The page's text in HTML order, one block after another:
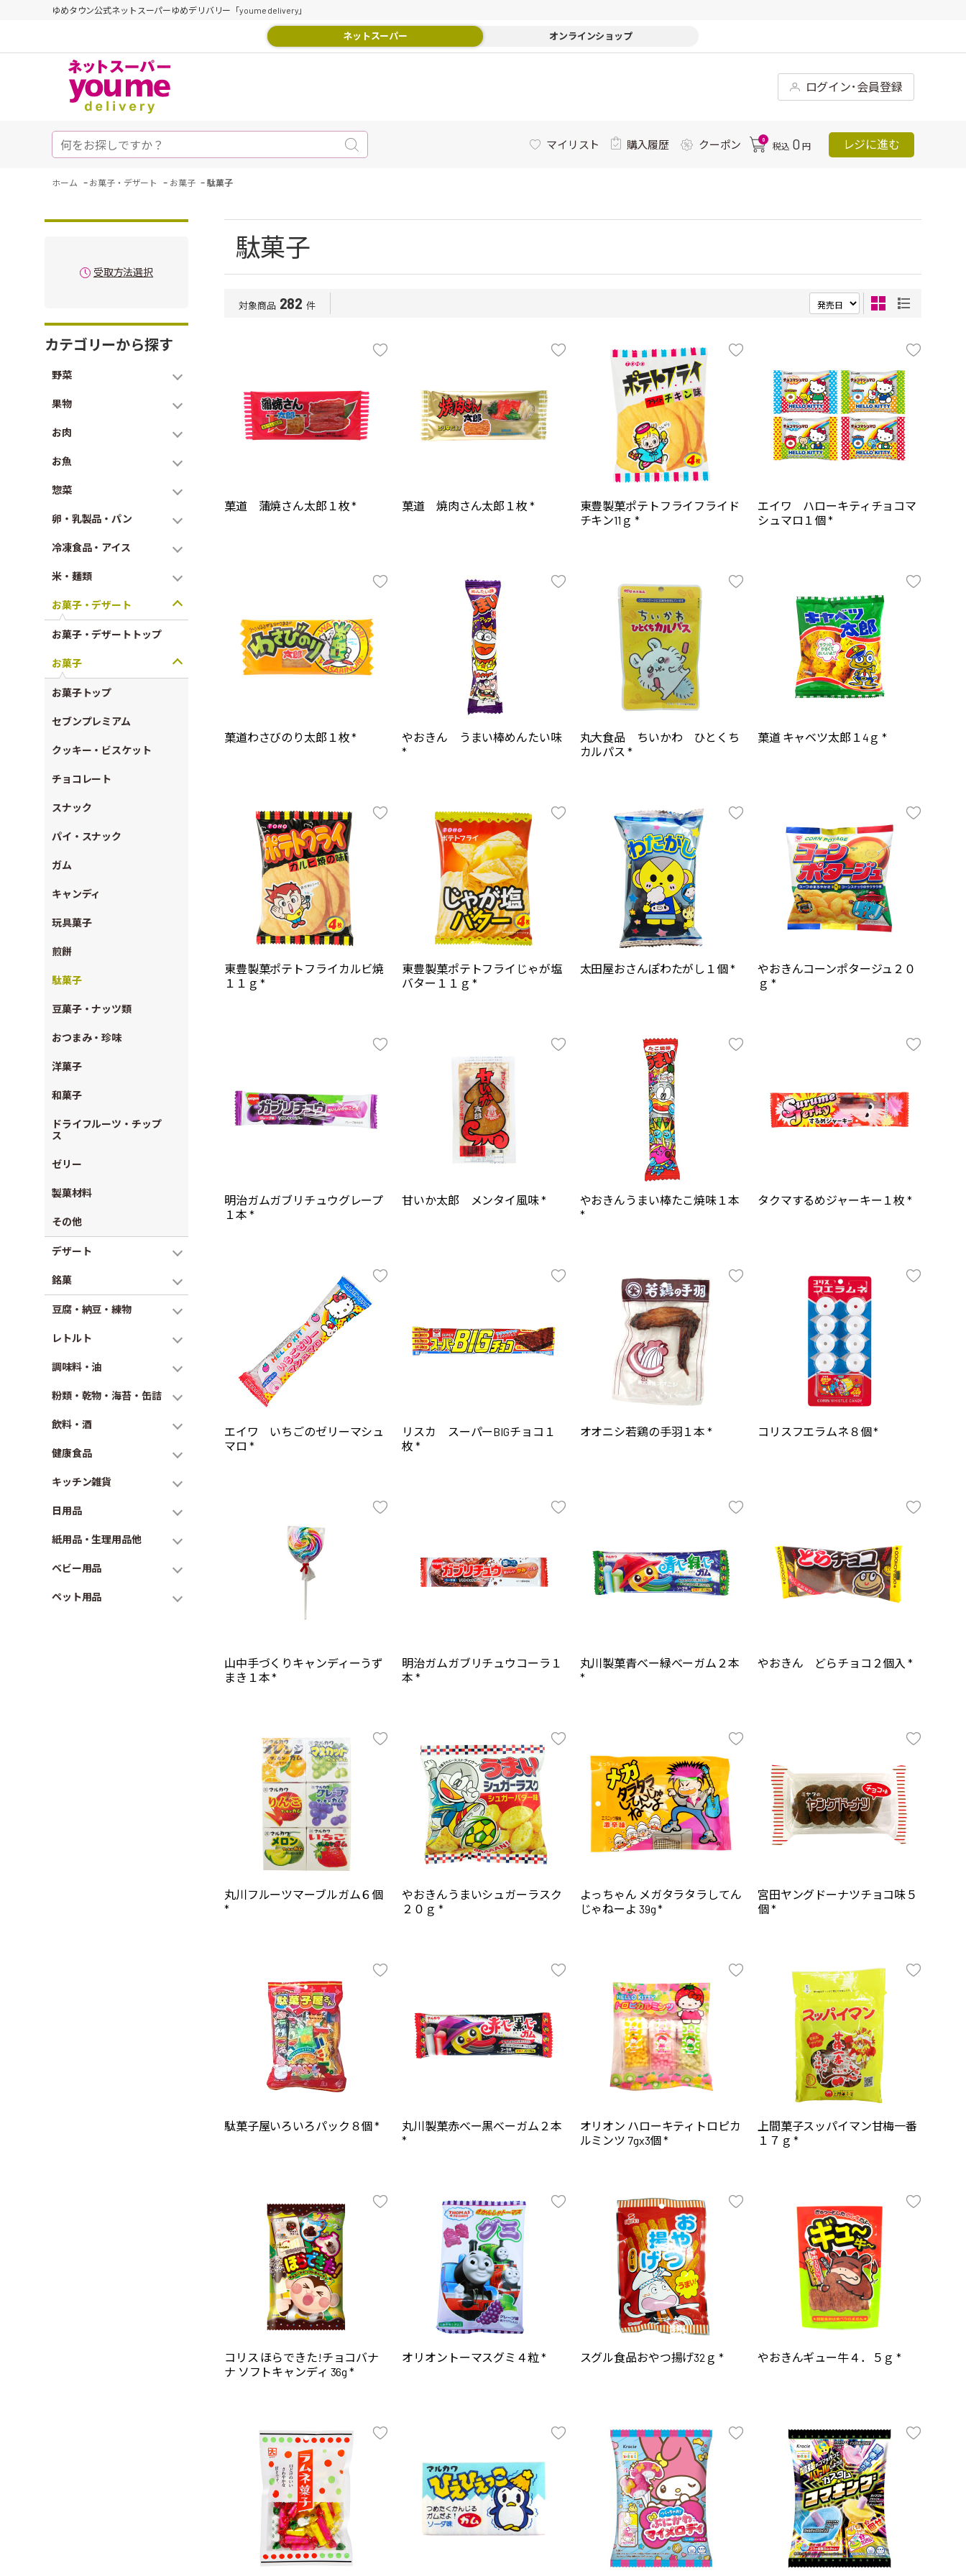
ゆめタウン公式ネットスーパーゆめデリバリー「youme delivery」
ネットスーパー オンラインショップ
ログイン･会員登録
マイリスト 購入履歴 クーポン 0
税込 0 円 レジに進む
ホーム - お菓子・デザート - お菓子 -駄菓子
受取方法選択
カテゴリーから探す
野菜
果物
お肉
お魚
惣菜
卵・乳製品・パン
冷凍食品・アイス
米・麺類
お菓子・デザート
お菓子・デザートトップ
お菓子
お菓子トップ
セブンプレミアム
クッキー・ビスケット
チョコレート
スナック
パイ・スナック
ガム
キャンディ
玩具菓子
煎餅
駄菓子
豆菓子・ナッツ類
おつまみ・珍味
洋菓子
和菓子
ドライフルーツ・チップ
ス
ゼリー
製菓材料
その他
デザート
銘菓
豆腐・納豆・練物
レトルト
調味料・油
粉類・乾物・海苔・缶詰
飲料・酒
健康食品
キッチン雑貨
日用品
紙用品・生理用品他
ベビー用品
ペット用品
駄菓子
対象商品 282 件
菓道 蒲焼さん太郎１枚 * 菓道 焼肉さん太郎１枚 *
東豊製菓ポテトフライフライド
チキン11ｇ *
エイワ ハローキティチョコマ
シュマロ１個 *
菓道わさびのり太郎１枚 *
やおきん うまい棒めんたい味
*
丸大食品 ちいかわ ひとくち
カルパス *
菓道 キャベツ太郎１4ｇ *
東豊製菓ポテトフライカルビ焼
１１ｇ *
東豊製菓ポテトフライじゃが塩
バター１１ｇ *
太田屋おさんぽわたがし１個 *
やおきんコーンポタージュ２０
ｇ *
明治ガムガブリチュウグレープ
１本 *
甘いか太郎 メンタイ風味 *
やおきんうまい棒たこ焼味１本
*
タクマするめジャーキー１枚 *
エイワ いちごのゼリーマシュ
マロ *
リスカ スーパーBIGチョコ１
枚 *
オオニシ若鶏の手羽１本 * コリスフエラムネ８個 *
山中手づくりキャンディーうず
まき１本 *
明治ガムガブリチュウコーラ１
本 *
丸川製菓青べー緑べーガム２本
*
やおきん どらチョコ２個入 *
丸川フルーツマーブルガム６個
*
やおきんうまいシュガーラスク
２０ｇ *
よっちゃん メガタラタラしてん
じゃねーよ 39g *
宮田ヤングドーナツチョコ味５
個 *
駄菓子屋いろいろパック８個 *
丸川製菓赤べー黒べーガム２本
*
オリオン ハローキティトロピカ
ルミンツ 7gx3個 *
上間菓子スッパイマン甘梅一番
１７ｇ *
コリス ほらできた!チョコバナ
ナ ソフトキャンディ 36g *
オリオントーマスグミ４粒 * スグル食品おやつ揚げ32ｇ * やおきんギュー牛４．５ｇ *